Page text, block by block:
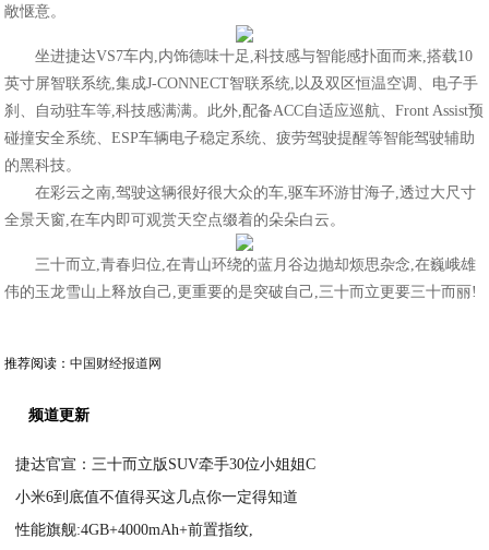
敞惬意。
坐进捷达VS7车内,内饰德味十足,科技感与智能感扑面而来,搭载10
英寸屏智联系统,集成J-CONNECT智联系统,以及双区恒温空调、电子手
刹、自动驻车等,科技感满满。此外,配备ACC自适应巡航、Front Assist预
碰撞安全系统、ESP车辆电子稳定系统、疲劳驾驶提醒等智能驾驶辅助
的黑科技。
在彩云之南,驾驶这辆很好很大众的车,驱车环游甘海子,透过大尺寸
全景天窗,在车内即可观赏天空点缀着的朵朵白云。
三十而立,青春归位,在青山环绕的蓝月谷边抛却烦思杂念,在巍峨雄
伟的玉龙雪山上释放自己,更重要的是突破自己,三十而立更要三十而丽!
推荐阅读：中国财经报道网
频道更新
捷达官宣：三十而立版SUV牵手30位小姐姐C
小米6到底值不值得买这几点你一定得知道
性能旗舰:4GB+4000mAh+前置指纹,